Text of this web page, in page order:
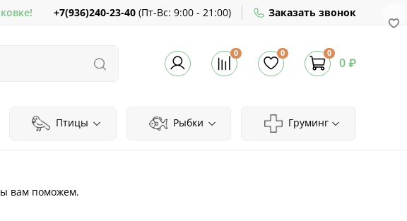
+7(936)240-23-40 (Пт-Вс: 9:00 - 21:00) Заказать звонок
0 0 0
0 ₽
Птицы Рыбки Груминг
вам поможем.